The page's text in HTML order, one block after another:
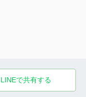
LINEで共有する